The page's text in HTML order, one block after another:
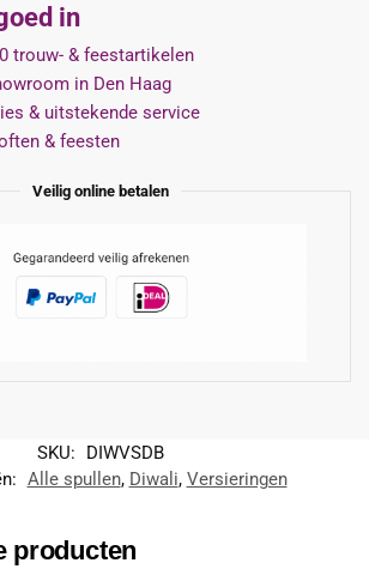
in
trouw- & feestartikelen
in Den Haag
& uitstekende service
& feesten
Veilig online betalen
SKU:
DIWVSDB
Alle spullen, Diwali, Versieringen
producten